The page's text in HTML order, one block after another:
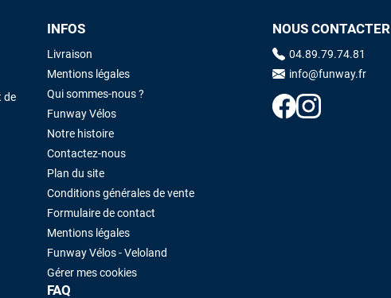
de
INFOS
Livraison
Mentions légales
Qui sommes-nous ?
Funway Vélos
Notre histoire
Contactez-nous
Plan du site
Conditions générales de vente
Formulaire de contact
Mentions légales
Funway Vélos - Veloland
Gérer mes cookies
FAQ
NOUS CONTACTER
04.89.79.74.81
info@funway.fr
été rapide. La voile est arrivée en super état. Mauruuru roa.
VOIR TOUS LES AVIS LAISSER UN AVIS